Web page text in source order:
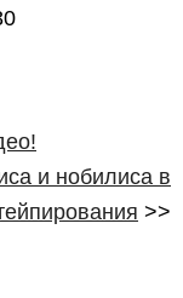
и нобилиса в
>>